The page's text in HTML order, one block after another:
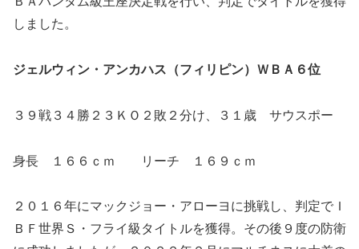
しました。
ジェルウィン・アンカハス（フィリピン）ＷＢＡ６位
３９戦３４勝２３ＫＯ２敗２分け、３１歳 サウスポー
身長 １６６ｃｍ リーチ １６９ｃｍ
２０１６年にマックジョー・アローヨに挑戦し、判定でＩ
ＢＦ世界Ｓ・フライ級タイトルを獲得。その後９度の防衛